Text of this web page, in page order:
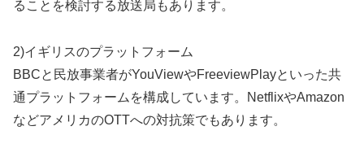
ることを検討する放送局もあります。
2)イギリスのプラットフォーム
BBCと民放事業者がYouViewやFreeviewPlayといった共
通プラットフォームを構成しています。NetflixやAmazon
などアメリカのOTTへの対抗策でもあります。